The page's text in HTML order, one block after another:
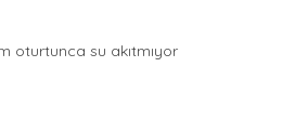
oturtunca su akıtmıyor